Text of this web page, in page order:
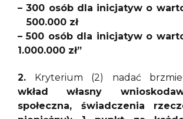
– 300 osób dla inicjatyw o
500.000 zł
– 500 osób dla inicjatyw o
1.000.000 zł”
2. Kryterium (2) nadać
wkład własny
społeczna, świadczenia